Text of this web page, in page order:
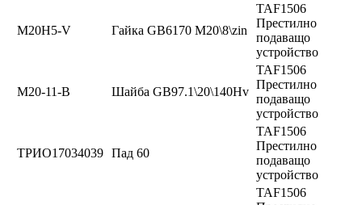
M20H5-V Гайка GB6170 M20\8\zin
TAF1506
Престилно
подаващо
устройство
М20-11-В Шайба GB97.1\20\140Hv
TAF1506
Престилно
подаващо
устройство
ТРИО17034039 Пад 60
TAF1506
Престилно
подаващо
устройство
TAF1506